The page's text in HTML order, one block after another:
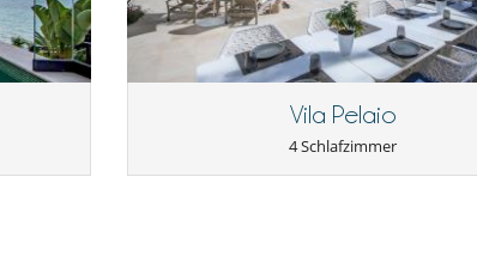
Vila Pelaio
4 Schlafzimmer